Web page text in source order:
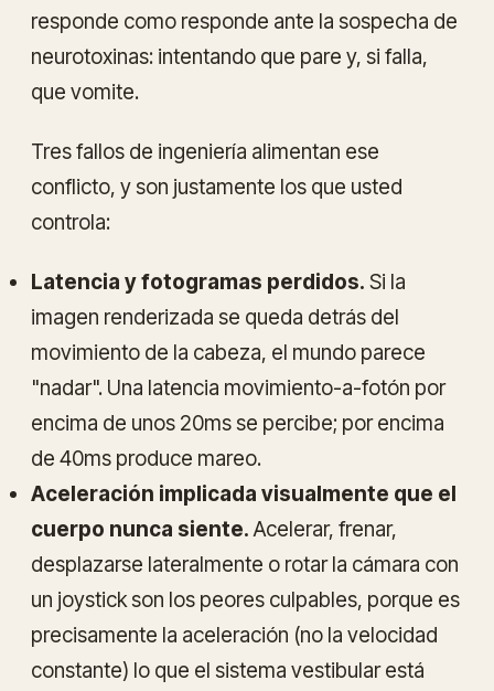
responde como responde ante la sospecha de
neurotoxinas: intentando que pare y, si falla,
que vomite.
Tres fallos de ingeniería alimentan ese
conflicto, y son justamente los que usted
controla:
Latencia y fotogramas perdidos. Si la
imagen renderizada se queda detrás del
movimiento de la cabeza, el mundo parece
"nadar". Una latencia movimiento-a-fotón por
encima de unos 20ms se percibe; por encima
de 40ms produce mareo.
Aceleración implicada visualmente que el
cuerpo nunca siente. Acelerar, frenar,
desplazarse lateralmente o rotar la cámara con
un joystick son los peores culpables, porque es
precisamente la aceleración (no la velocidad
constante) lo que el sistema vestibular está